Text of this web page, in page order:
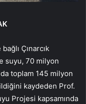
Çınarcık
suyu, 70 milyon
toplam 145 milyon
kaydeden Prof.
Projesi kapsamında